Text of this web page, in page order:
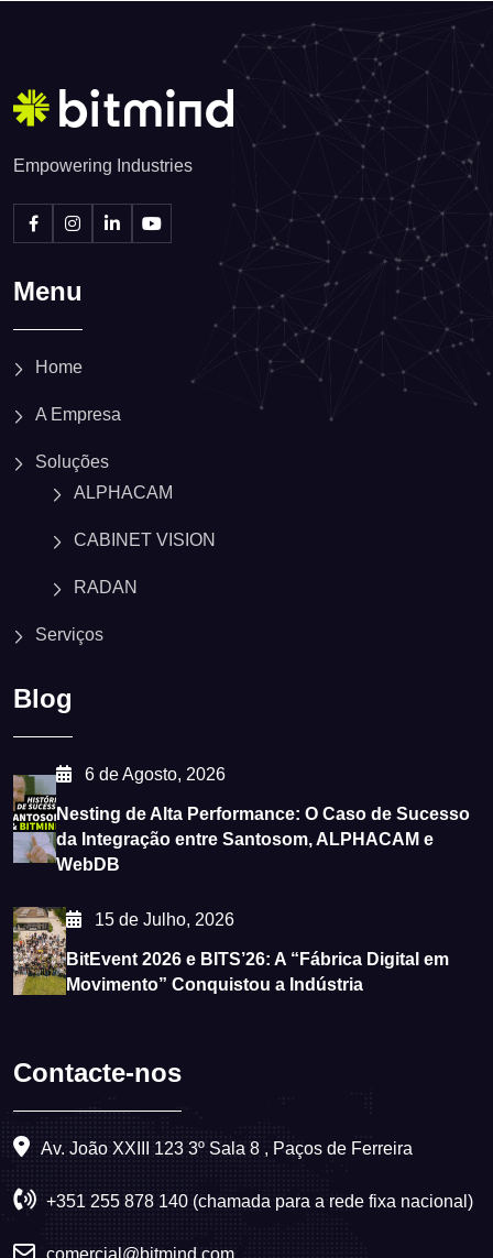
Empowering Industries
Menu
Home
A Empresa
Soluções
ALPHACAM
CABINET VISION
RADAN
Serviços
Blog
6 de Agosto, 2026
Nesting de Alta Performance: O Caso de Sucesso
da Integração entre Santosom, ALPHACAM e
WebDB
15 de Julho, 2026
BitEvent 2026 e BITS’26: A “Fábrica Digital em
Movimento” Conquistou a Indústria
Contacte-nos
Av. João XXIII 123 3º Sala 8 , Paços de Ferreira
+351 255 878 140 (chamada para a rede fixa nacional)
comercial@bitmind.com